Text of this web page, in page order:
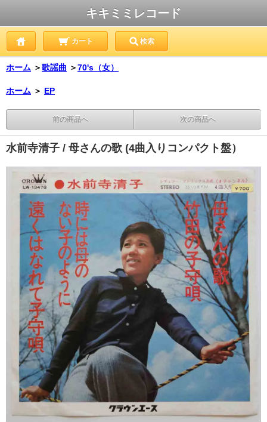
キキミミレコード
カート 検索
ホーム ＞歌謡曲 ＞70's（女）
ホーム ＞ EP
前の商品へ 次の商品へ
水前寺清子 / 母さんの歌 (4曲入りコンパクト盤）